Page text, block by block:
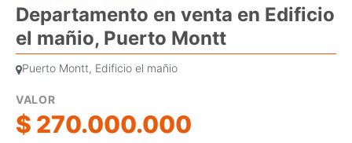
Departamento en venta en Edificio
el mañio, Puerto Montt
Puerto Montt, Edificio el mañio
VALOR
$ 270.000.000